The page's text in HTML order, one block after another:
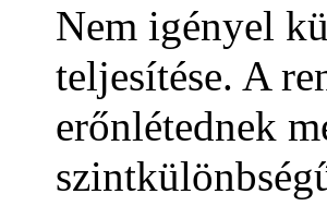
Nem igényel
teljesítése. A
erőnlétednek